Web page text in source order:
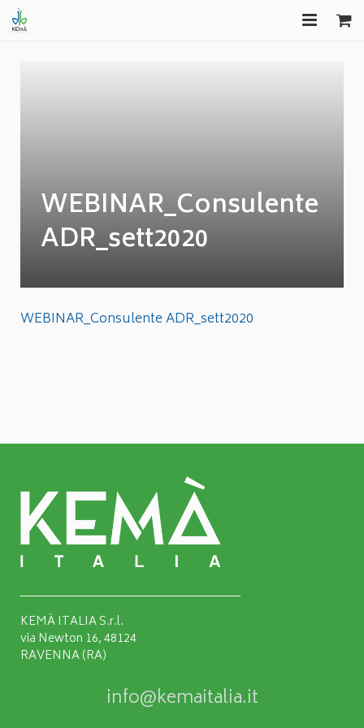
GAS FREE
COMUNICAZIONI
APPROFONDIMENTI
WEBINAR_Consulente
ADR_sett2020
WEBINAR_Consulente ADR_sett2020
KEMÀ ITALIA S.r.l.
via Newton 16, 48124
RAVENNA (RA)
info@kemaitalia.it